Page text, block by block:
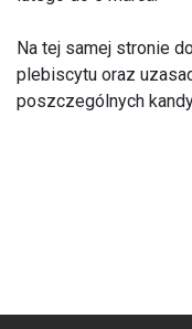
Na tej samej stronie
plebiscytu oraz
poszczególnych